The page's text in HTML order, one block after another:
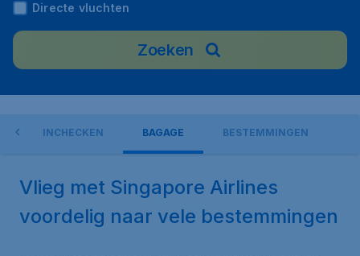
Directe vluchten
Zoeken
INCHECKEN BAGAGE BESTEMMINGEN
Vlieg met Singapore Airlines
voordelig naar vele bestemmingen